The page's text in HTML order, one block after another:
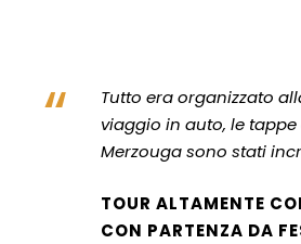
“
Tutto era organizzato
viaggio in auto, le
Merzouga sono stati
TOUR ALTAMENTE
CON PARTENZA DA